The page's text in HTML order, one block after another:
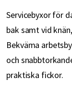
Servicebyxor för
bak samt vid
Bekväma
och
praktiska fickor.